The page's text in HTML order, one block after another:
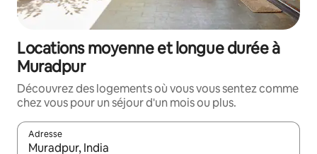
Locations moyenne et longue durée à
Muradpur
Découvrez des logements où vous vous sentez comme
chez vous pour un séjour d'un mois ou plus.
Adresse
Lorsque les résultats s'affichent, utilisez les flèches vers le